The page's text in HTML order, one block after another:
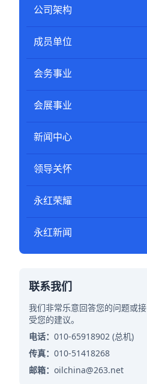
公司架构
成员单位
会务事业
会展事业
新闻中心
领导关怀
永红荣耀
永红新闻
联系我们
我们非常乐意回答您的问题或接
受您的建议。
电话： 010-65918902 (总机)
传真： 010-51418268
邮箱： oilchina@263.net